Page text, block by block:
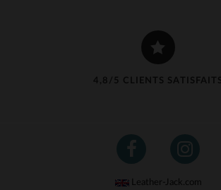
4,8/5 CLIENTS SATISFAITS
Leather-Jack.com